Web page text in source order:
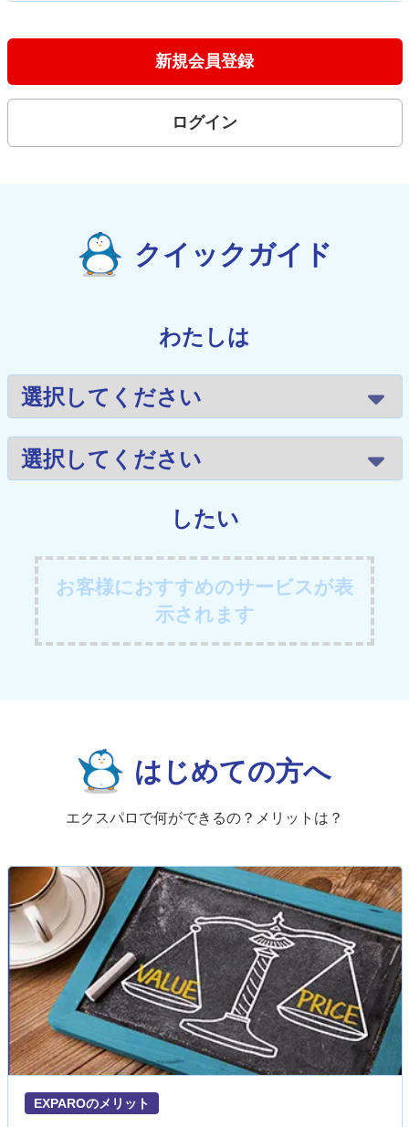
新規会員登録
ログイン
クイックガイド
わたしは
したい
お客様におすすめのサービスが表
示されます
はじめての方へ
エクスパロで何ができるの？メリットは？
EXPAROのメリット